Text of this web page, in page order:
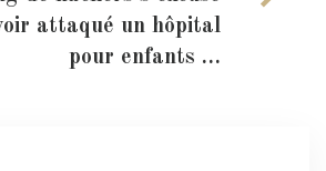
attaqué un hôpital
pour enfants …